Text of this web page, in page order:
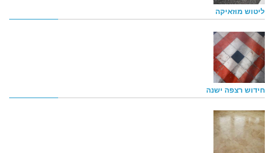
ליטוש מוזאיקה
חידוש רצפה ישנה